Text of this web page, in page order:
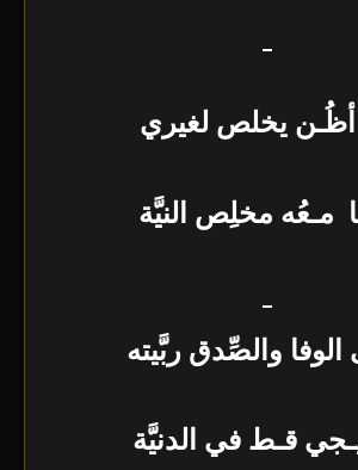
_
أظُـن يخلص لغيري
مـعُه مخلِص النيَّة
_
الوفا والصِّدق ربَّيته
قـط في الدنيَّة